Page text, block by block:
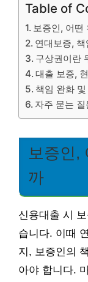
Table of
보증인, 어떤
연대보증,
구상권이란
대출 보증,
책임 완화
자주 묻는 질
보증인,
까
신용대출 시
습니다. 이때
지, 보증인의
아야 합니다.